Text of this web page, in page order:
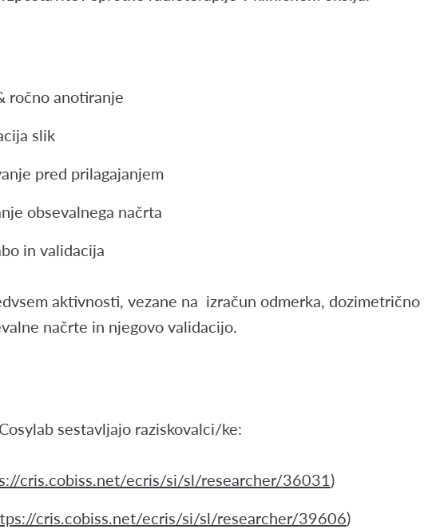
ročno anotiranje
slik
pred prilagajanjem
obsevalnega načrta
in validacija
aktivnosti, vezane na izračun odmerka, dozimetrično
načrte in njegovo validacijo.
sestavljajo raziskovalci/ke:
cris.cobiss.net/ecris/si/sl/researcher/36031)
cris.cobiss.net/ecris/si/sl/researcher/39606)